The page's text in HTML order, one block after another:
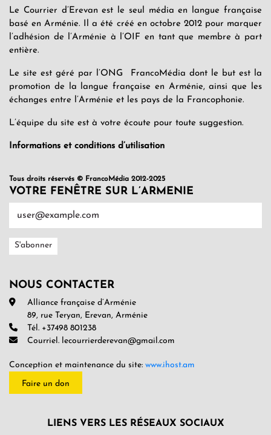
Le Courrier d’Erevan est le seul média en langue française
basé en Arménie. Il a été créé en octobre 2012 pour marquer
l’adhésion de l’Arménie à l’OIF en tant que membre à part
entière.
Le site est géré par l’ONG FrancoMédia dont le but est la
promotion de la langue française en Arménie, ainsi que les
échanges entre l’Arménie et les pays de la Francophonie.
L’équipe du site est à votre écoute pour toute suggestion.
Informations et conditions d’utilisation
Tous droits réservés © FrancoMédia 2012-2025
VOTRE FENÊTRE SUR L’ARMENIE
NOUS CONTACTER
Alliance française d’Arménie
89, rue Teryan, Erevan, Arménie
Tél. +37498 801238
Courriel. lecourrierderevan@gmail.com
Conception et maintenance du site: www.ihost.am
Faire un don
LIENS VERS LES RÉSEAUX SOCIAUX